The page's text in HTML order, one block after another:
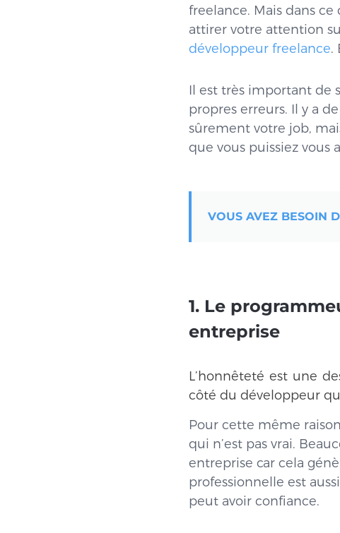
freelance. Mais dans ce
attirer votre attention
développeur freelance.
Il est très important de
propres erreurs. Il y a
sûrement votre job,
que vous puissiez vous
VOUS AVEZ BESOIN
1. Le
entreprise
L’honnêteté est une
côté du développeur
Pour cette même
qui n’est pas vrai.
entreprise car cela
professionnelle est
peut avoir confiance.